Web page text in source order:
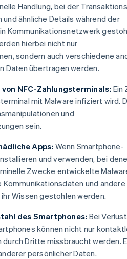
Handlung, bei der
ähnliche Details während der
Kommunikationsnetzwerk
hierbei nicht nur
sondern auch verschiedene
Daten übertragen werden.
NFC-Zahlungsterminals: Ein
mit Malware infiziert wird.
und
sein.
Apps: Wenn Smartphone-
und verwenden, bei
Zwecke entwickelte
Kommunikationsdaten und andere
Wissen gestohlen werden.
des Smartphones: Bei
können nicht nur
Dritte missbraucht werden.
persönlicher Daten.